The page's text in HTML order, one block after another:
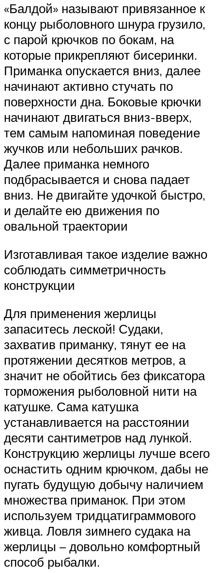
«Балдой» называют привязанное к
концу рыболовного шнура грузило,
с парой крючков по бокам, на
которые прикрепляют бисеринки.
Приманка опускается вниз, далее
начинают активно стучать по
поверхности дна. Боковые крючки
начинают двигаться вниз-вверх,
тем самым напоминая поведение
жучков или небольших рачков.
Далее приманка немного
подбрасывается и снова падает
вниз. Не двигайте удочкой быстро,
и делайте ею движения по
овальной траектории
Изготавливая такое изделие важно
соблюдать симметричность
конструкции
Для применения жерлицы
запаситесь леской! Судаки,
захватив приманку, тянут ее на
протяжении десятков метров, а
значит не обойтись без фиксатора
торможения рыболовной нити на
катушке. Сама катушка
устанавливается на расстоянии
десяти сантиметров над лункой.
Конструкцию жерлицы лучше всего
оснастить одним крючком, дабы не
пугать будущую добычу наличием
множества приманок. При этом
используем тридцатиграммового
живца. Ловля зимнего судака на
жерлицы – довольно комфортный
способ рыбалки.